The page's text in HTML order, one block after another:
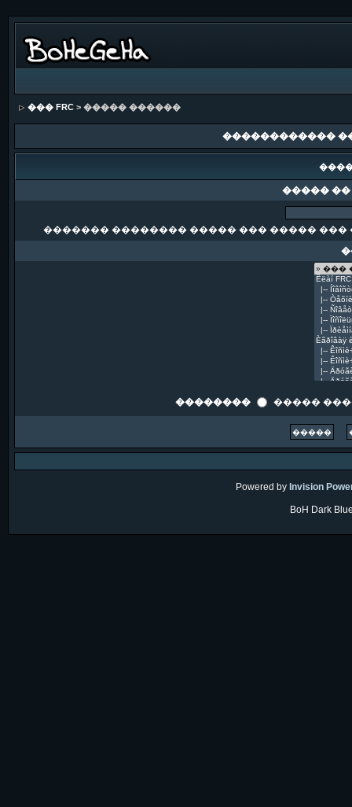
��� FRC> ����� ������
������������
�����
������� �������� ����� ��� ����� ���
�������� �����
Powered by Invision
BoH Dark